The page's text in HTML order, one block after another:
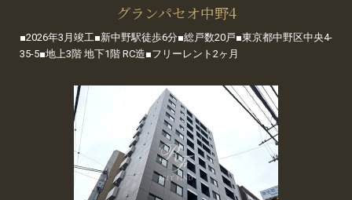
グランパセオ中野4
■2026年3月竣工■新中野駅徒歩6分■総戸数20戸■東京都中野区中央4-
35-5■地上3階 地下1階 RC造■フリーレント2ヶ月